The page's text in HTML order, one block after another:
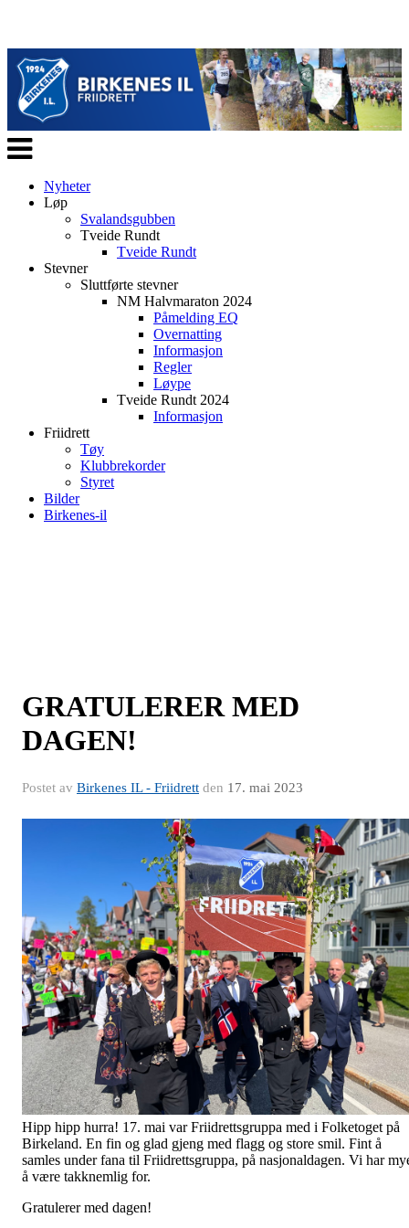
Veksle
navigasjon
Nyheter
Løp
Svalandsgubben
Tveide Rundt
Tveide Rundt
Stevner
Sluttførte stevner
NM Halvmaraton 2024
Påmelding EQ
Overnatting
Informasjon
Regler
Løype
Tveide Rundt 2024
Informasjon
Friidrett
Tøy
Klubbrekorder
Styret
Bilder
Birkenes-il
GRATULERER MED
DAGEN!
Postet av Birkenes IL - Friidrett den 17. mai 2023
Hipp hipp hurra! 17. mai var Friidrettsgruppa med i Folketoget på
Birkeland. En fin og glad gjeng med flagg og store smil. Fint å
samles under fana til Friidrettsgruppa, på nasjonaldagen. Vi har
å være takknemlig for.
Gratulerer med dagen!